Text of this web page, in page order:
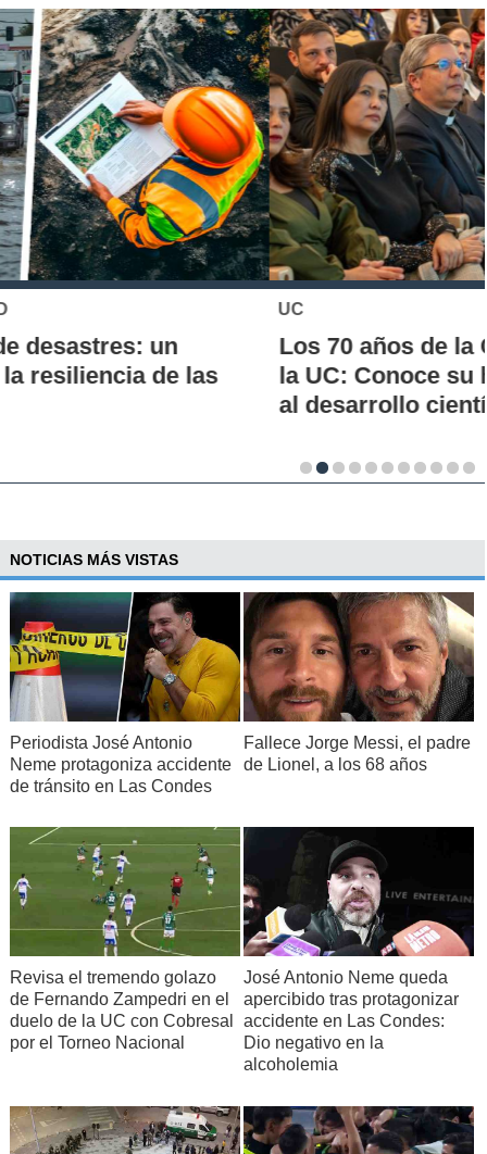
Los 70 años de la Carrera de Química de
la UC: Conoce su historia, hitos y aporte
al desarrollo científico del país
NOTICIAS MÁS VISTAS
Periodista José Antonio
Neme protagoniza accidente
de tránsito en Las Condes
Fallece Jorge Messi, el padre
de Lionel, a los 68 años
Revisa el tremendo golazo
de Fernando Zampedri en el
duelo de la UC con Cobresal
por el Torneo Nacional
José Antonio Neme queda
apercibido tras protagonizar
accidente en Las Condes:
Dio negativo en la
alcoholemia